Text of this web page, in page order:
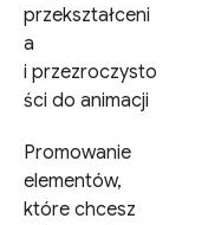
przekształceni
a
i przezroczysto
ści do animacji
Promowanie
elementów,
które chcesz